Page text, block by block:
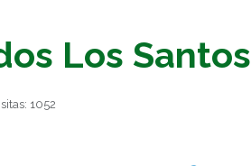
Los Santos
1052